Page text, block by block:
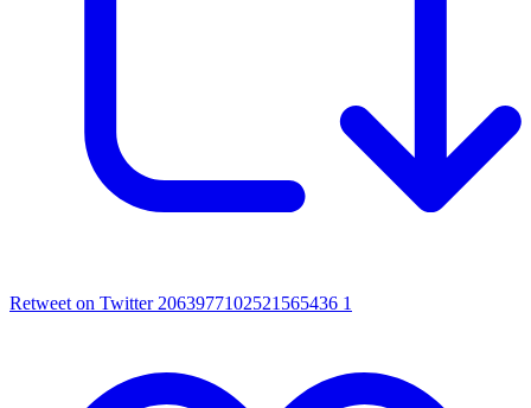
Retweet on Twitter 2063977102521565436 1